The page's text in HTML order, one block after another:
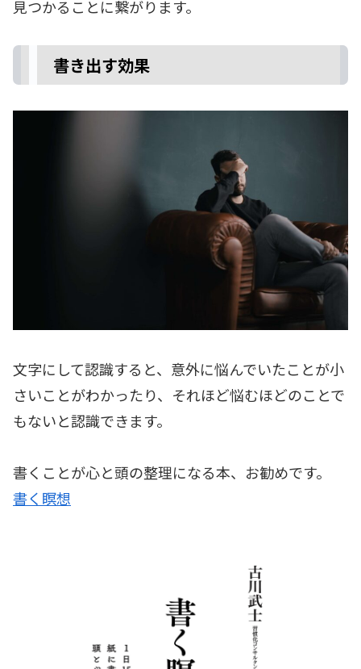
見つかることに繋がります。
書き出す効果
文字にして認識すると、意外に悩んでいたことが小
さいことがわかったり、それほど悩むほどのことで
もないと認識できます。
書くことが心と頭の整理になる本、お勧めです。
書く瞑想